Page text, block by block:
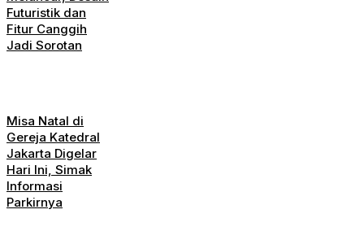
Futuristik dan
Fitur Canggih
Jadi Sorotan
Misa Natal di
Gereja Katedral
Jakarta Digelar
Hari Ini, Simak
Informasi
Parkirnya